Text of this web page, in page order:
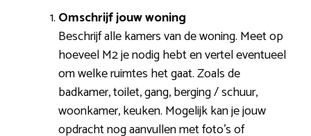
Omschrijf jouw woning
Beschrijf alle kamers van de woning. Meet op
hoeveel M2 je nodig hebt en vertel eventueel
om welke ruimtes het gaat. Zoals de
badkamer, toilet, gang, berging / schuur,
woonkamer, keuken. Mogelijk kan je jouw
opdracht nog aanvullen met foto’s of